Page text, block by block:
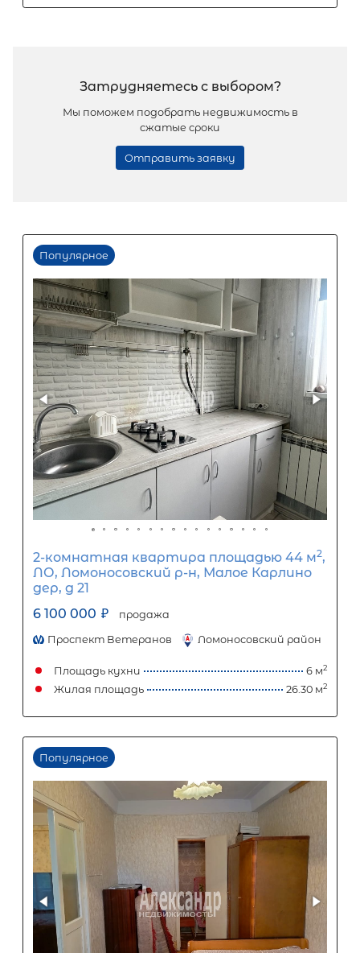
2-комнатная квартира площадью
Санкт-Петербург, Курортный
посёлок Песочный, Ленинградская
улица, 79
6 850 000
продажа
Курортный район
Площадь кухни
Жилая площадь
Популярное